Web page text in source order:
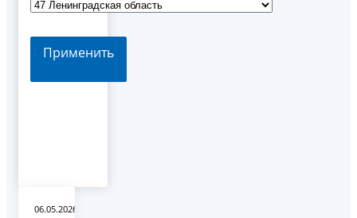
Применить
06.05.2026